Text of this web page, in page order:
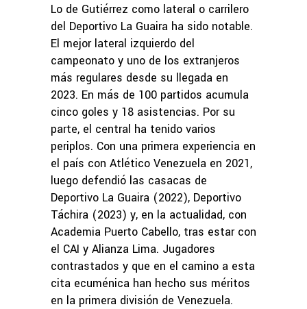
Lo de Gutiérrez como lateral o carrilero
del Deportivo La Guaira ha sido notable.
El mejor lateral izquierdo del
campeonato y uno de los extranjeros
más regulares desde su llegada en
2023. En más de 100 partidos acumula
cinco goles y 18 asistencias. Por su
parte, el central ha tenido varios
periplos. Con una primera experiencia en
el país con Atlético Venezuela en 2021,
luego defendió las casacas de
Deportivo La Guaira (2022), Deportivo
Táchira (2023) y, en la actualidad, con
Academia Puerto Cabello, tras estar con
el CAI y Alianza Lima. Jugadores
contrastados y que en el camino a esta
cita ecuménica han hecho sus méritos
en la primera división de Venezuela.